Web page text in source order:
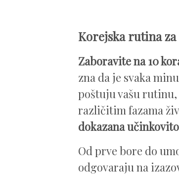
Korejska rutina
Zaboravite na 10
zna da je svaka
poštuju vašu
različitim fazama
dokazana
Od prve bore do
odgovaraju na